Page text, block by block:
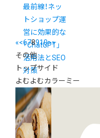
最前線！ネッ
トショップ運
営に効果的な
「ChatGPT」
活用法とSEO
対策
«<678910>»
その他
トップサイド
よむよむカラーミー